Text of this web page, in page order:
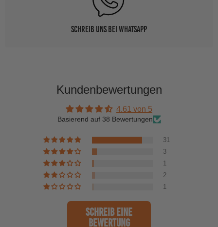
Schreib uns bei WhatsApp
Kundenbewertungen
4.61 von 5
Basierend auf 38 Bewertungen
31
3
1
2
1
Schreib eine
Bewertung